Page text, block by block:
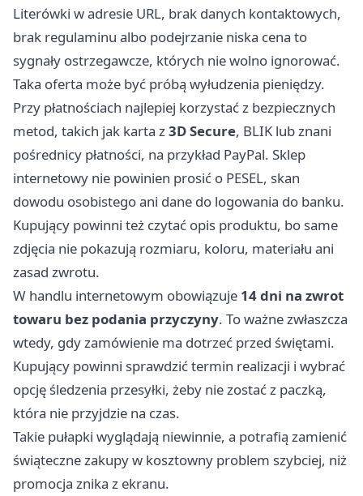
Literówki w adresie URL, brak danych kontaktowych,
brak regulaminu albo podejrzanie niska cena to
sygnały ostrzegawcze, których nie wolno ignorować.
Taka oferta może być próbą wyłudzenia pieniędzy.
Przy płatnościach najlepiej korzystać z bezpiecznych
metod, takich jak karta z3D Secure, BLIK lub znani
pośrednicy płatności, na przykład PayPal. Sklep
internetowy nie powinien prosić o PESEL, skan
dowodu osobistego ani dane do logowania do banku.
Kupujący powinni też czytać opis produktu, bo same
zdjęcia nie pokazują rozmiaru, koloru, materiału ani
zasad zwrotu.
W handlu internetowym obowiązuje 14 dni na zwrot
towaru bez podania przyczyny. To ważne zwłaszcza
wtedy, gdy zamówienie ma dotrzeć przed świętami.
Kupujący powinni sprawdzić termin realizacji i wybrać
opcję śledzenia przesyłki, żeby nie zostać z paczką,
która nie przyjdzie na czas.
Takie pułapki wyglądają niewinnie, a potrafią zamienić
świąteczne zakupy w kosztowny problem szybciej, niż
promocja znika z ekranu.